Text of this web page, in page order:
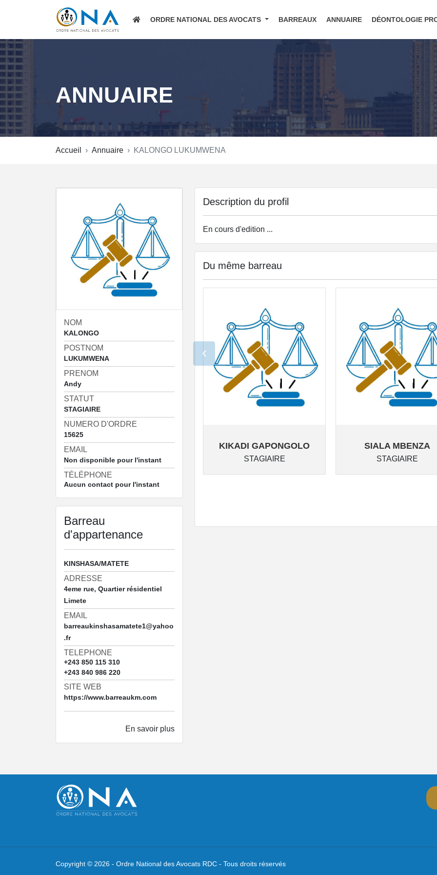
ORDRE NATIONAL DES AVOCATS BARREAUX ANNUAIRE DÉONTOLOGIE
ANNUAIRE
Accueil Annuaire KALONGO LUKUMWENA
NOM
KALONGO
POSTNOM
LUKUMWENA
PRENOM
Andy
STATUT
STAGIAIRE
NUMERO D'ORDRE
15625
EMAIL
Non disponible pour l'instant
TÉLÉPHONE
Aucun contact pour l'instant
Barreau
d'appartenance
KINSHASA/MATETE
ADRESSE
4eme rue, Quartier résidentiel
Limete
EMAIL
barreaukinshasamatete1@yahoo
.fr
TELEPHONE
+243 850 115 310
+243 840 986 220
SITE WEB
https://www.barreaukm.com
En savoir plus
Description du profil
En cours d'edition ...
Du même barreau
KIKADI GAPONGOLO
STAGIAIRE
SIALA MBENZA
STAGIAIRE
‹
Copyright © 2026 - Ordre National des Avocats RDC - Tous droits réservés